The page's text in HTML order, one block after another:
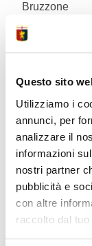
Questo sito
Utilizziamo i
annunci, per
analizzare il
informazioni
nostri partner
pubblicità e
con altre
raccolto dal
Bruzzone
06/04/2016
Calciatore di
Matias
Camillò
06/04/2016
Aron
Gjini
28/01/2016